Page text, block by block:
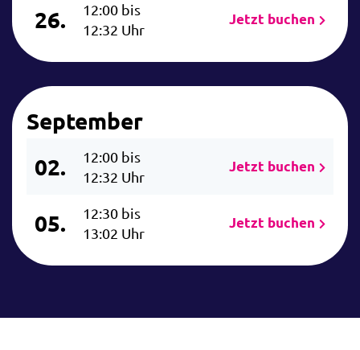
26.
12:00 bis
12:32 Uhr
Jetzt buchen
September
02.
12:00 bis
12:32 Uhr
Jetzt buchen
05.
12:30 bis
13:02 Uhr
Jetzt buchen